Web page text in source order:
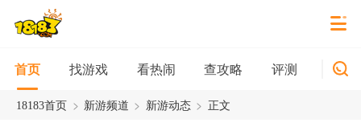
首页 找游戏 看热闹 查攻略 评测 新游
18183首页 > 新游频道 > 新游动态 > 正文